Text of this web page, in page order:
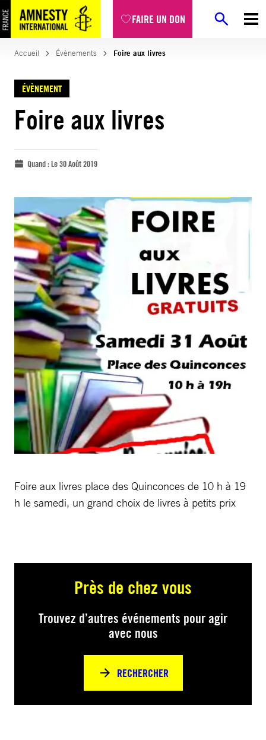
FAIRE UN DON
Accueil Évènements Foire aux livres
ÉVÈNEMENT
Foire aux livres
Quand :Le 30 Août 2019
Foire aux livres place des Quinconces de 10 h à 19
h le samedi, un grand choix de livres à petits prix
Près de chez vous
Trouvez d’autres événements pour agir
avec nous
RECHERCHER